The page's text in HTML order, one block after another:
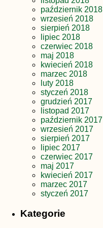
październik 2018
wrzesień 2018
sierpień 2018
lipiec 2018
czerwiec 2018
maj 2018
kwiecień 2018
marzec 2018
luty 2018
styczeń 2018
grudzień 2017
listopad 2017
październik 2017
wrzesień 2017
sierpień 2017
lipiec 2017
czerwiec 2017
maj 2017
kwiecień 2017
marzec 2017
styczeń 2017
Kategorie